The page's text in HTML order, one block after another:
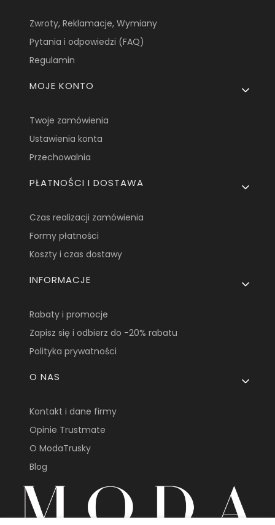
Zwroty, Reklamacje, Wymiany
Pytania i odpowiedzi (FAQ)
Regulamin
MOJE KONTO
Twoje zamówienia
Ustawienia konta
Przechowalnia
PŁATNOŚCI I DOSTAWA
Czas realizacji zamówienia
Formy płatności
Koszty i czas dostawy
INFORMACJE
Rabaty i promocje
Zapisz się i odbierz do -20% rabatu
Polityka prywatności
O NAS
Kontakt i dane firmy
Opinie Trustmate
O ModaTrusky
Blog